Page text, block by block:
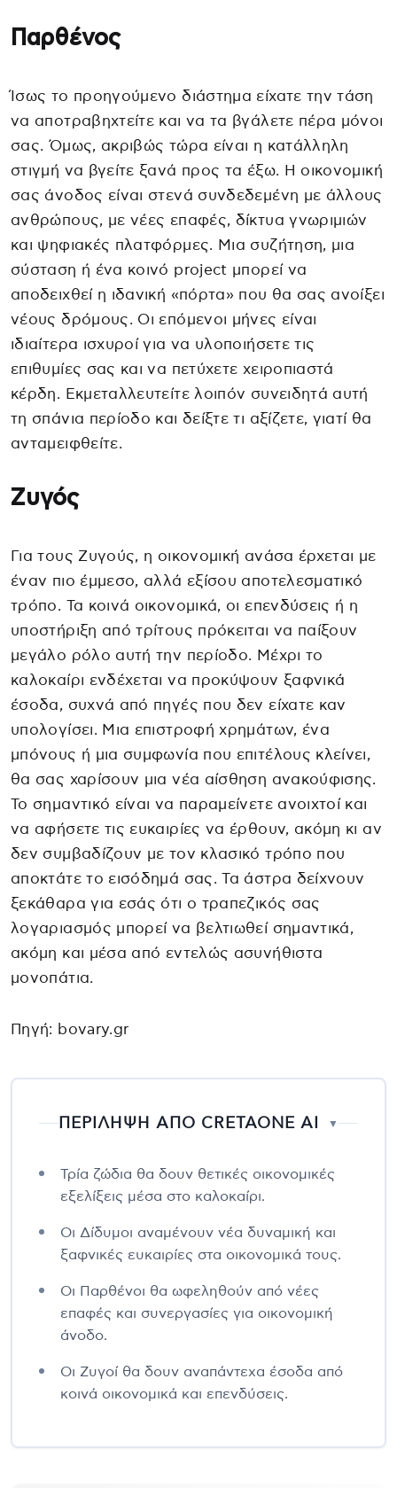
Παρθένος
Ίσως το προηγούμενο διάστημα είχατε την τάση
να αποτραβηχτείτε και να τα βγάλετε πέρα μόνοι
σας. Όμως, ακριβώς τώρα είναι η κατάλληλη
στιγμή να βγείτε ξανά προς τα έξω. Η οικονομική
σας άνοδος είναι στενά συνδεδεμένη με άλλους
ανθρώπους, με νέες επαφές, δίκτυα γνωριμιών
και ψηφιακές πλατφόρμες. Μια συζήτηση, μια
σύσταση ή ένα κοινό project μπορεί να
αποδειχθεί η ιδανική «πόρτα» που θα σας ανοίξει
νέους δρόμους. Οι επόμενοι μήνες είναι
ιδιαίτερα ισχυροί για να υλοποιήσετε τις
επιθυμίες σας και να πετύχετε χειροπιαστά
κέρδη. Εκμεταλλευτείτε λοιπόν συνειδητά αυτή
τη σπάνια περίοδο και δείξτε τι αξίζετε, γιατί θα
ανταμειφθείτε.
Ζυγός
Για τους Ζυγούς, η οικονομική ανάσα έρχεται με
έναν πιο έμμεσο, αλλά εξίσου αποτελεσματικό
τρόπο. Τα κοινά οικονομικά, οι επενδύσεις ή η
υποστήριξη από τρίτους πρόκειται να παίξουν
μεγάλο ρόλο αυτή την περίοδο. Μέχρι το
καλοκαίρι ενδέχεται να προκύψουν ξαφνικά
έσοδα, συχνά από πηγές που δεν είχατε καν
υπολογίσει. Μια επιστροφή χρημάτων, ένα
μπόνους ή μια συμφωνία που επιτέλους κλείνει,
θα σας χαρίσουν μια νέα αίσθηση ανακούφισης.
Το σημαντικό είναι να παραμείνετε ανοιχτοί και
να αφήσετε τις ευκαιρίες να έρθουν, ακόμη κι αν
δεν συμβαδίζουν με τον κλασικό τρόπο που
αποκτάτε το εισόδημά σας. Τα άστρα δείχνουν
ξεκάθαρα για εσάς ότι ο τραπεζικός σας
λογαριασμός μπορεί να βελτιωθεί σημαντικά,
ακόμη και μέσα από εντελώς ασυνήθιστα
μονοπάτια.
Πηγή: bovary.gr
ΠΕΡΙΛΗΨΗ ΑΠΟ CRETAONE AI ▼
Τρία ζώδια θα δουν θετικές οικονομικές
εξελίξεις μέσα στο καλοκαίρι.
Οι Δίδυμοι αναμένουν νέα δυναμική και
ξαφνικές ευκαιρίες στα οικονομικά τους.
Οι Παρθένοι θα ωφεληθούν από νέες
επαφές και συνεργασίες για οικονομική
άνοδο.
Οι Ζυγοί θα δουν αναπάντεχα έσοδα από
κοινά οικονομικά και επενδύσεις.